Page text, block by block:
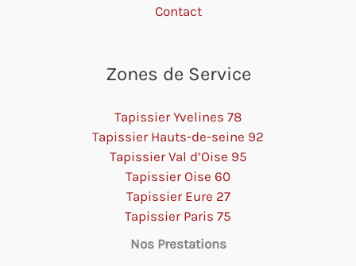
Contact
Zones de Service
Tapissier Yvelines 78
Tapissier Hauts-de-seine 92
Tapissier Val d’Oise 95
Tapissier Oise 60
Tapissier Eure 27
Tapissier Paris 75
Nos Prestations